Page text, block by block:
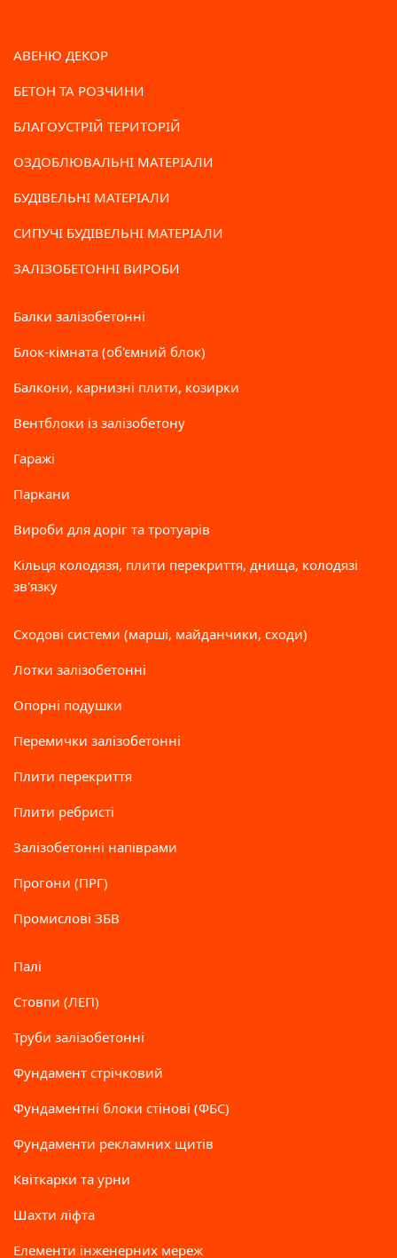
АВЕНЮ ДЕКОР
БЕТОН ТА РОЗЧИНИ
БЛАГОУСТРІЙ ТЕРИТОРІЙ
ОЗДОБЛЮВАЛЬНІ МАТЕРІАЛИ
БУДІВЕЛЬНІ МАТЕРІАЛИ
СИПУЧІ БУДІВЕЛЬНІ МАТЕРІАЛИ
ЗАЛІЗОБЕТОННІ ВИРОБИ
Балки залізобетонні
Блок-кімната (об'ємний блок)
Балкони, карнизні плити, козирки
Вентблоки із залізобетону
Гаражі
Паркани
Вироби для доріг та тротуарів
Кільця колодязя, плити перекриття, днища, колодязі
зв'язку
Сходові системи (марші, майданчики, сходи)
Лотки залізобетонні
Опорні подушки
Перемички залізобетонні
Плити перекриття
Плити ребристі
Залізобетонні напіврами
Прогони (ПРГ)
Промислові ЗБВ
Палі
Стовпи (ЛЕП)
Труби залізобетонні
Фундамент стрічковий
Фундаментні блоки стінові (ФБС)
Фундаменти рекламних щитів
Квіткарки та урни
Шахти ліфта
Елементи інженерних мереж